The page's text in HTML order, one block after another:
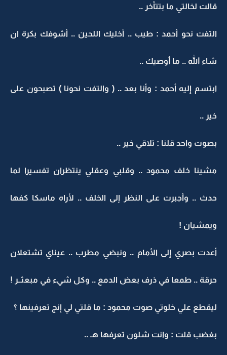
قالت لخالتي ما بتتأخر ..
التفت نحو أحمد : طيب .. أخليك اللحين .. أشوفك بكرة ان
شاء الله .. ما أوصيك ..
ابتسم إليه أحمد : وأنا بعد .. ( والتفت نحونا ) تصبحون على
خير ..
بصوت واحد قلنا : تلاقي خير ..
مشينا خلف محمود .. وقلبي وعقلي ينتظران تفسيرا لما
حدث .. وأجبرت على النظر إلى الخلف .. لأراه ماسكا كفها
ويمشيان !
أعدت بصري إلى الأمام .. ونبضي مطرب .. عيناي تشتعلان
حرقة .. طمعا في ذرف بعض الدمع .. وكل شيء في مبعثــر !
ليقطع علي خلوتي صوت محمود : ما قلتي لي إنج تعرفينها ؟
بغضب قلت : وانت شلون تعرفها هـ ..